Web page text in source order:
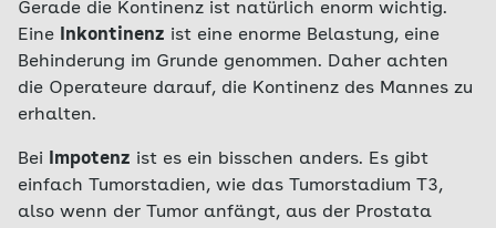
Gerade die Kontinenz ist natürlich enorm wichtig.
Eine
Inkontinenz ist eine enorme Belastung, eine
Behinderung im Grunde genommen. Daher achten
die Operateure darauf, die Kontinenz des Mannes zu
erhalten.
Bei Impotenz ist es ein bisschen anders. Es gibt
einfach Tumorstadien, wie das Tumorstadium T3,
also wenn der Tumor anfängt, aus der Prostata